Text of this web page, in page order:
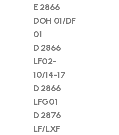
E 2866
DOH 01/DF
01
D 2866
LF02-
10/14-17
D 2866
LFG01
D 2876
LF/LXF